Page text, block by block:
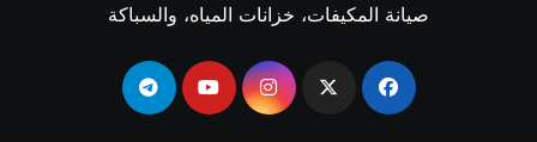
صيانة المكيفات، خزانات المياه، والسباكة